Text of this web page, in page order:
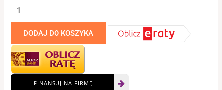
DODAJ DO KOSZYKA
FINANSUJ NA FIRMĘ